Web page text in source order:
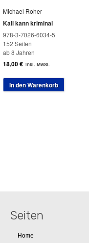
Michael Roher
Kali kann kriminal
978-3-7026-6034-5
152 Seiten
ab 8 Jahren
18,00€ inkl. MwSt.
In den Warenkorb
Seiten
Home